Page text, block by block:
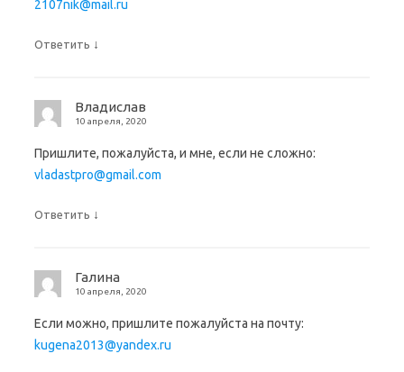
2107nik@mail.ru
Ответить ↓
Владислав
10 апреля, 2020
Пришлите, пожалуйста, и мне, если не сложно:
vladastpro@gmail.com
Ответить ↓
Галина
10 апреля, 2020
Если можно, пришлите пожалуйста на почту:
kugena2013@yandex.ru